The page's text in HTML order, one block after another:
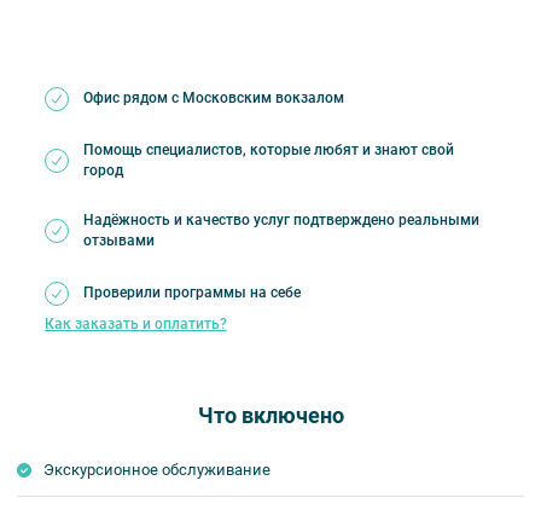
Офис рядом с Московским вокзалом
Помощь специалистов, которые любят и знают свой
город
Надёжность и качество услуг подтверждено реальными
отзывами
Проверили программы на себе
Как заказать и оплатить?
Что включено
Экскурсионное обслуживание